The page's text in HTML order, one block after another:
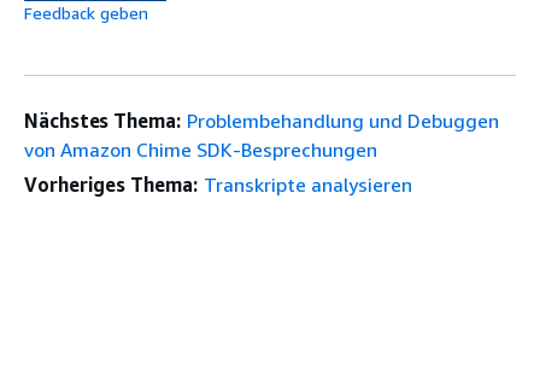
Feedback geben
Nächstes Thema: Problembehandlung und Debuggen
von Amazon Chime SDK-Besprechungen
Vorheriges Thema: Transkripte analysieren